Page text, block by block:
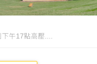
午17點高壓....